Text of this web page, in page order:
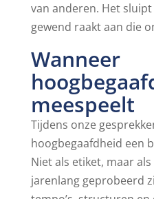
van anderen. Het
gewend raakt aan die
Wanneer
meespeelt
Tijdens onze
hoogbegaafdheid een
Niet als etiket, maar
jarenlang geprobeerd